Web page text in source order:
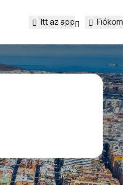
Itt az app Fiókom